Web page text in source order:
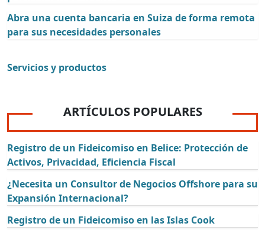
Abra una cuenta bancaria en Suiza de forma remota
para sus necesidades personales
Servicios y productos
ARTÍCULOS POPULARES
Registro de un Fideicomiso en Belice: Protección de
Activos, Privacidad, Eficiencia Fiscal
¿Necesita un Consultor de Negocios Offshore para su
Expansión Internacional?
Registro de un Fideicomiso en las Islas Cook